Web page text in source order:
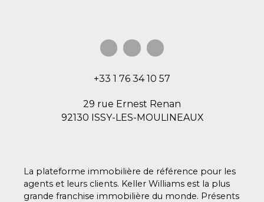
+33 1 76 34 10 57
29 rue Ernest Renan
92130 ISSY-LES-MOULINEAUX
La plateforme immobilière de référence pour les
agents et leurs clients. Keller Williams est la plus
grande franchise immobilière du monde. Présents